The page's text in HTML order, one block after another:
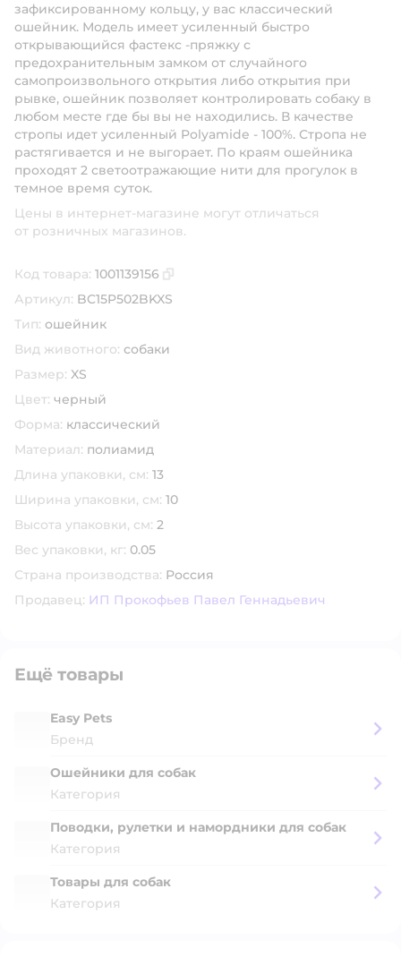
зафиксированному кольцу, у вас классический
ошейник. Модель имеет усиленный быстро
открывающийся фастекс -пряжку с
предохранительным замком от случайного
самопроизвольного открытия либо открытия при
рывке, ошейник позволяет контролировать собаку в
любом месте где бы вы не находились. В качестве
стропы идет усиленный Polyamide - 100%. Стропа не
растягивается и не выгорает. По краям ошейника
проходят 2 светоотражающие нити для прогулок в
темное время суток.
Цены в интернет-магазине могут отличаться
от розничных магазинов.
Код товара: 1001139156
Артикул: BC15P502BKXS
Тип: ошейник
Вид животного: собаки
Размер: XS
Цвет: черный
Форма: классический
Материал: полиамид
Длина упаковки, см: 13
Ширина упаковки, см: 10
Высота упаковки, см: 2
Вес упаковки, кг: 0.05
Страна производства: Россия
Продавец: ИП Прокофьев Павел Геннадьевич
Ещё товары
Easy Pets
Бренд
Ошейники для собак
Категория
Поводки, рулетки и намордники для собак
Категория
Товары для собак
Категория